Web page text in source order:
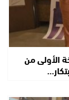
الأولى من